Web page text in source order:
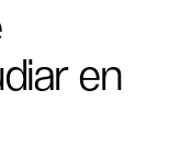
en